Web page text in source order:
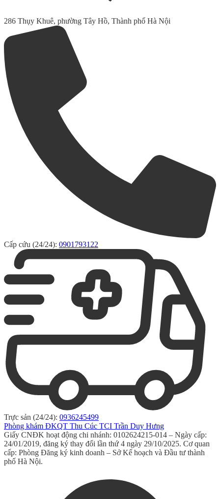
286 Thụy Khuê, phường Tây Hồ, Thành phố Hà Nội
Cấp cứu (24/24): 0901793122
Trực sản (24/24): 0936245499
Phòng khám ĐKQT Thu Cúc TCI Trần Duy Hưng
Giấy CNĐK hoạt động chi nhánh: 0102624215-014 – Ngày cấp:
24/01/2019, đăng ký thay đổi lần thứ 4 ngày 29/10/2025. Cơ quan
cấp: Phòng Đăng ký kinh doanh – Sở Kế hoạch và Đầu tư thành
phố Hà Nội.